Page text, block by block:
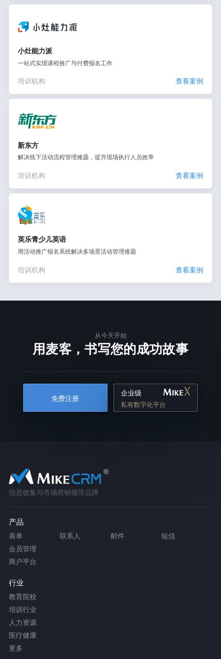
小灶能力派
一站式实现课程推广与付费报名工作
培训机构 查看案例
新东方
解决线下活动流程管理难题，提升现场执行人员效率
培训机构 查看案例
英乐青少儿英语
用活动推广报名系统解决多场景活动管理难题
培训机构 查看案例
从今天开始
用麦客，书写您的成功故事
免费注册
企业级
私有数字化平台
信息收集与市场营销领导品牌
产品
表单 联系人 邮件
短信
会员管理
商户平台
行业
教育院校
培训行业
人力资源
医疗健康
更多